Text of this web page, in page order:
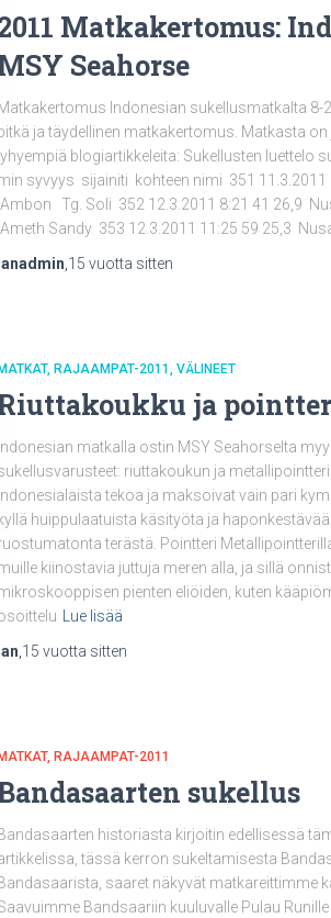
Matkakertomus:
Seahorse
Matkakertomus Indonesian sukellusmatkalta 8-
ja täydellinen matkakertomus. Matkasta
lyhyempiä blogiartikkeleita: Sukellusten luettelo
syvyys sijainiti kohteen nimi 351 11.3.2011
Ambon Tg. Soli 352 12.3.2011 8:21 41 26,9
Ameth Sandy 353 12.3.2011 11:25 59 25,3
15 vuotta sitten
MATKAT RAJAAMPAT-2011 VÄLINEET
ja
Indonesian matkalla ostin MSY Seahorselta
riuttakoukun ja
Indonesialaista tekoa ja maksoivat vain pari
kyllä huippulaatuista käsityöta ja
terästä. Pointteri
kiinostavia juttuja meren alla, ja sillä
pienten eliöiden, kuten
Lue lisää
Ian 15 vuotta sitten
MATKAT RAJAAMPAT-2011
sukellus
Bandasaarten historiasta kirjoitin edellisessä
tässä kerron sukeltamisesta
Bandasaarista, saaret näkyvät matkareittimme
Bandsaariin kuuluvalle Pulau Runille